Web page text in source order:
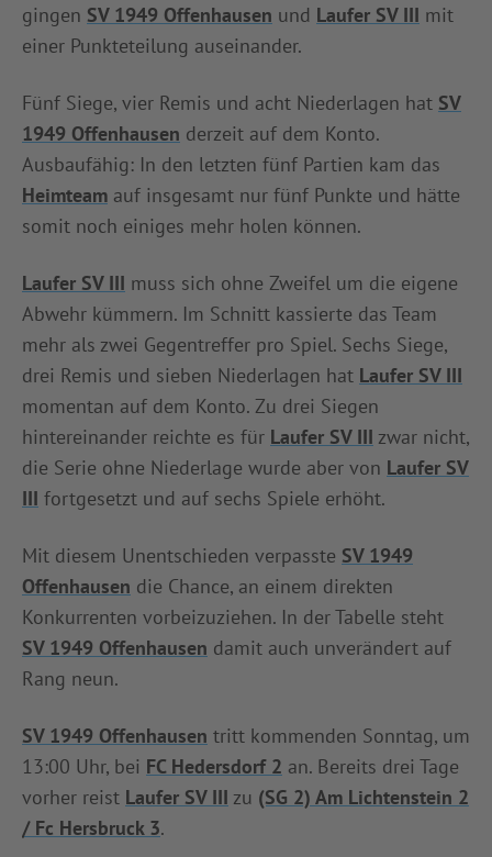
gingen SV 1949 Offenhausen und Laufer SV III mit
einer Punkteteilung auseinander.
Fünf Siege, vier Remis und acht Niederlagen hat SV
1949 Offenhausen derzeit auf dem Konto.
Ausbaufähig: In den letzten fünf Partien kam das
Heimteam auf insgesamt nur fünf Punkte und hätte
somit noch einiges mehr holen können.
Laufer SV III muss sich ohne Zweifel um die eigene
Abwehr kümmern. Im Schnitt kassierte das Team
mehr als zwei Gegentreffer pro Spiel. Sechs Siege,
drei Remis und sieben Niederlagen hat Laufer SV III
momentan auf dem Konto. Zu drei Siegen
hintereinander reichte es für Laufer SV III zwar nicht,
die Serie ohne Niederlage wurde aber von Laufer SV
III fortgesetzt und auf sechs Spiele erhöht.
Mit diesem Unentschieden verpasste SV 1949
Offenhausen die Chance, an einem direkten
Konkurrenten vorbeizuziehen. In der Tabelle steht
SV 1949 Offenhausen damit auch unverändert auf
Rang neun.
SV 1949 Offenhausen tritt kommenden Sonntag, um
13:00 Uhr, bei FC Hedersdorf 2 an. Bereits drei Tage
vorher reist Laufer SV III zu (SG 2) Am Lichtenstein 2
/ Fc Hersbruck 3.